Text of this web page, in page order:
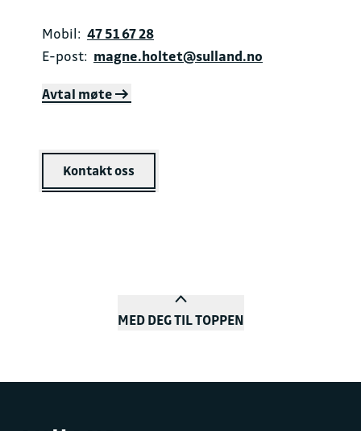
Mobil: 47 51 67 28
E-post: magne.holtet@sulland.no
Avtal møte
Kontakt oss
MED DEG TIL TOPPEN